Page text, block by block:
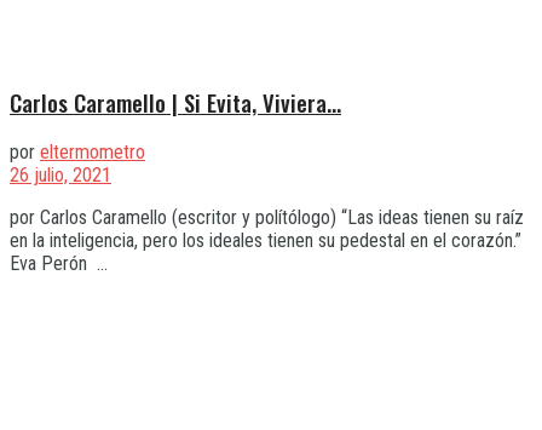
Carlos Caramello | Si Evita, Viviera…
por eltermometro
26 julio, 2021
por Carlos Caramello (escritor y polítólogo) “Las ideas tienen su raíz
en la inteligencia, pero los ideales tienen su pedestal en el corazón.”
Eva Perón ...